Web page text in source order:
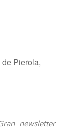
Pierola,
newsletter